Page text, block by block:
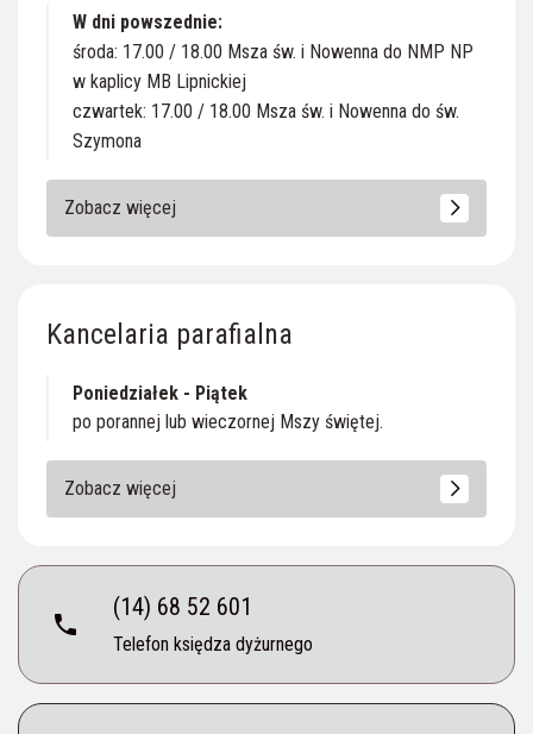
W dni powszednie:
środa: 17.00 / 18.00 Msza św. i Nowenna do NMP NP
w kaplicy MB Lipnickiej
czwartek: 17.00 / 18.00 Msza św. i Nowenna do św.
Szymona
Zobacz więcej
Kancelaria parafialna
Poniedziałek - Piątek
po porannej lub wieczornej Mszy świętej.
Zobacz więcej
phone
(14) 68 52 601
Telefon księdza dyżurnego